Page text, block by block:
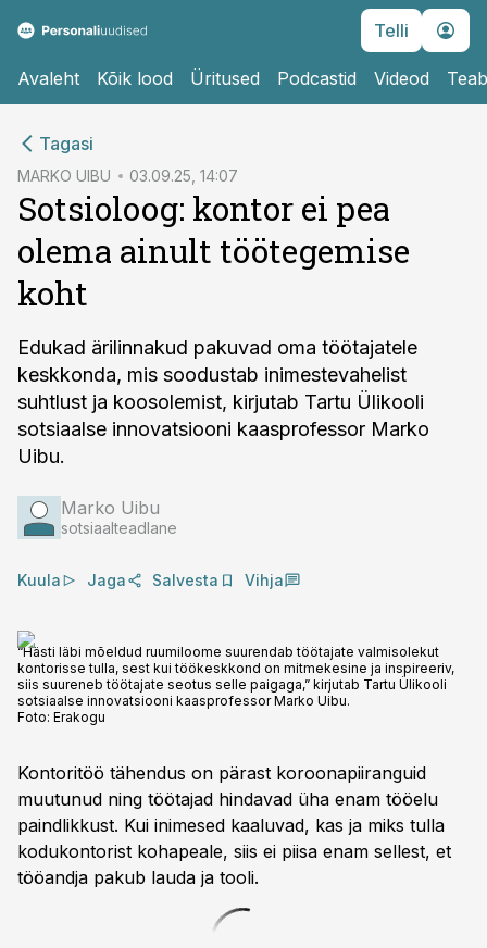
Telli
Avaleht Kõik lood Üritused Podcastid Videod
Tagasi
MARKO UIBU 03.09.25, 14:07
Sotsioloog: kontor ei pea
olema ainult töötegemise
koht
Edukad ärilinnakud pakuvad oma töötajatele
keskkonda, mis soodustab inimestevahelist
suhtlust ja koosolemist, kirjutab Tartu Ülikooli
sotsiaalse innovatsiooni kaasprofessor Marko
Uibu.
Marko Uibu
sotsiaalteadlane
Kuula Jaga Salvesta Vihja
“Hästi läbi mõeldud ruumiloome suurendab töötajate valmisolekut
kontorisse tulla, sest kui töökeskkond on mitmekesine ja inspireeriv,
siis suureneb töötajate seotus selle paigaga,” kirjutab Tartu Ülikooli
sotsiaalse innovatsiooni kaasprofessor Marko Uibu.
Foto: Erakogu
Kontoritöö tähendus on pärast koroonapiiranguid
muutunud ning töötajad hindavad üha enam tööelu
paindlikkust. Kui inimesed kaaluvad, kas ja miks tulla
kodukontorist kohapeale, siis ei piisa enam sellest, et
tööandja pakub lauda ja tooli.